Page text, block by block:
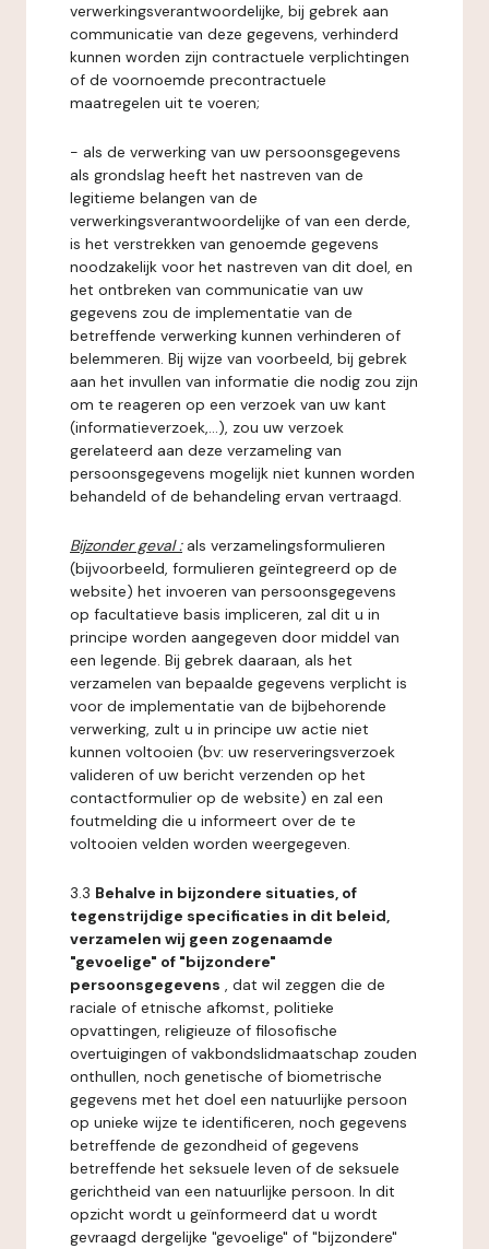
verwerkingsverantwoordelijke, bij gebrek aan
communicatie van deze gegevens, verhinderd
kunnen worden zijn contractuele verplichtingen
of de voornoemde precontractuele
maatregelen uit te voeren;
- als de verwerking van uw persoonsgegevens
als grondslag heeft het nastreven van de
legitieme belangen van de
verwerkingsverantwoordelijke of van een derde,
is het verstrekken van genoemde gegevens
noodzakelijk voor het nastreven van dit doel, en
het ontbreken van communicatie van uw
gegevens zou de implementatie van de
betreffende verwerking kunnen verhinderen of
belemmeren. Bij wijze van voorbeeld, bij gebrek
aan het invullen van informatie die nodig zou zijn
om te reageren op een verzoek van uw kant
(informatieverzoek,...), zou uw verzoek
gerelateerd aan deze verzameling van
persoonsgegevens mogelijk niet kunnen worden
behandeld of de behandeling ervan vertraagd.
Bijzonder geval : als verzamelingsformulieren
(bijvoorbeeld, formulieren geïntegreerd op de
website) het invoeren van persoonsgegevens
op facultatieve basis impliceren, zal dit u in
principe worden aangegeven door middel van
een legende. Bij gebrek daaraan, als het
verzamelen van bepaalde gegevens verplicht is
voor de implementatie van de bijbehorende
verwerking, zult u in principe uw actie niet
kunnen voltooien (bv: uw reserveringsverzoek
valideren of uw bericht verzenden op het
contactformulier op de website) en zal een
foutmelding die u informeert over de te
voltooien velden worden weergegeven.
3.3 Behalve in bijzondere situaties, of
tegenstrijdige specificaties in dit beleid,
verzamelen wij geen zogenaamde
"gevoelige" of "bijzondere"
persoonsgegevens , dat wil zeggen die de
raciale of etnische afkomst, politieke
opvattingen, religieuze of filosofische
overtuigingen of vakbondslidmaatschap zouden
onthullen, noch genetische of biometrische
gegevens met het doel een natuurlijke persoon
op unieke wijze te identificeren, noch gegevens
betreffende de gezondheid of gegevens
betreffende het seksuele leven of de seksuele
gerichtheid van een natuurlijke persoon. In dit
opzicht wordt u geïnformeerd dat u wordt
gevraagd dergelijke "gevoelige" of "bijzondere"